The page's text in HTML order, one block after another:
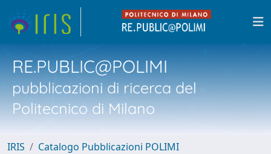
RE.PUBLIC@POLIMI
pubblicazioni di ricerca del
Politecnico di Milano
IRIS
Catalogo Pubblicazioni POLIMI